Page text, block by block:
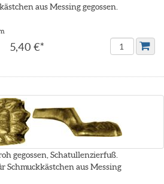
aus Messing gegossen.
5,40 €*
gegossen, Schatullenzierfuß.
Schmuckkästchen aus Messing